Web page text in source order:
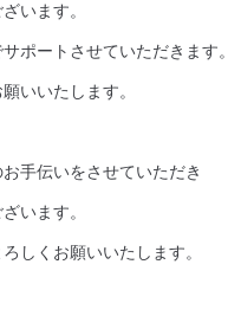
います。
ポートさせていただきます。
いいたします。
手伝いをさせていただき
います。
しくお願いいたします。